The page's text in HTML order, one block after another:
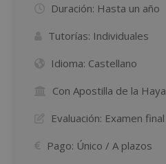
Duración: Hasta un año
Tutorías: Individuales
Idioma: Castellano
Con Apostilla de la Haya
Evaluación: Examen final
Pago: Único / A plazos